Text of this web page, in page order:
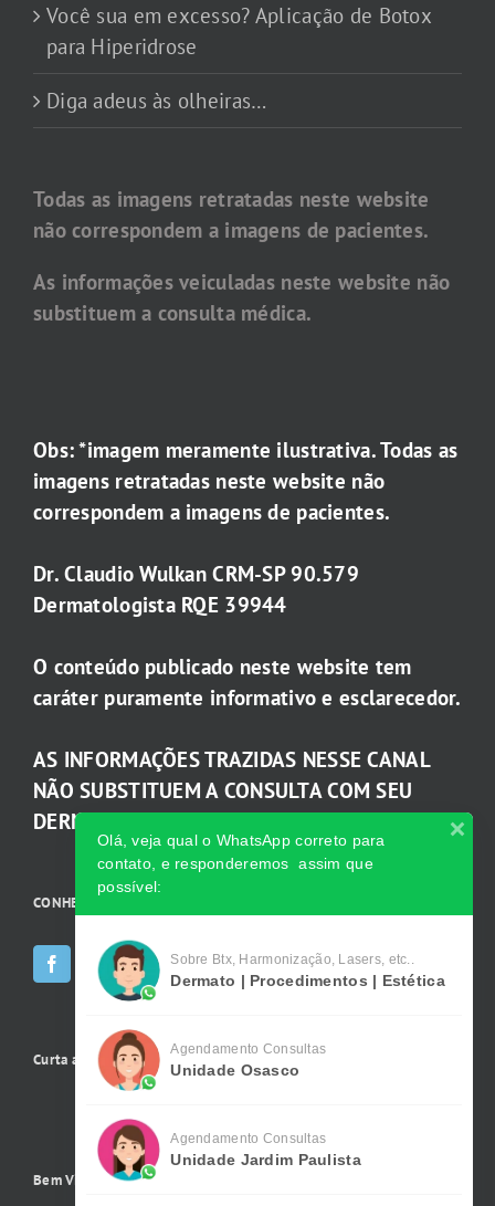
Você sua em excesso? Aplicação de Botox
para Hiperidrose
Diga adeus às olheiras…
Todas as imagens retratadas neste website
não correspondem a imagens de pacientes.
As informações veiculadas neste website não
substituem a consulta médica.
Obs: *imagem meramente ilustrativa. Todas as
imagens retratadas neste website não
correspondem a imagens de pacientes.
Dr. Claudio Wulkan CRM-SP 90.579
Dermatologista RQE 39944
O conteúdo publicado neste website tem
caráter puramente informativo e esclarecedor.
AS INFORMAÇÕES TRAZIDAS NESSE CANAL
NÃO SUBSTITUEM A CONSULTA COM SEU
DERMATOLOGISTA.
CONHEÇA AS INCRÍVEIS Redes Sociais da Clínica
Curta a gente no Facebook
Bem Vindo !
Olá, veja qual o WhatsApp correto para
contato, e responderemos assim que
possível:
Sobre Btx, Harmonização, Lasers, etc..
Dermato | Procedimentos | Estética
Agendamento Consultas
Unidade Osasco
Agendamento Consultas
Unidade Jardim Paulista